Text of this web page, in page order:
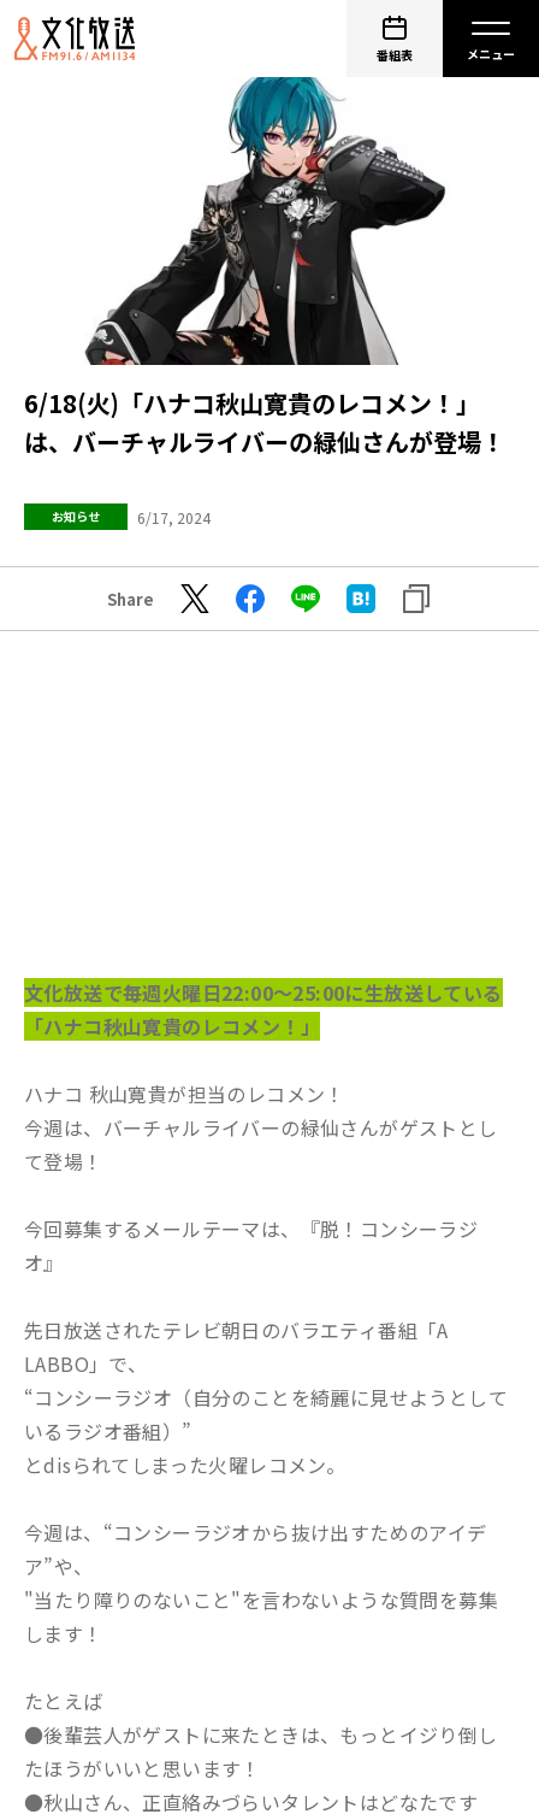
番組表
6/18(火)「ハナコ秋山寛貴のレコメン！」
は、バーチャルライバーの緑仙さんが登場！
お知らせ 6/17, 2024
Share
文化放送で毎週火曜日22:00～25:00に生放送している
「ハナコ秋山寛貴のレコメン！」
ハナコ 秋山寛貴が担当のレコメン！
今週は、バーチャルライバーの緑仙さんがゲストとし
て登場！
今回募集するメールテーマは、『脱！コンシーラジ
オ』
先日放送されたテレビ朝日のバラエティ番組「A
LABBO」で、
“コンシーラジオ（自分のことを綺麗に見せようとして
いるラジオ番組）”
とdisられてしまった火曜レコメン。
今週は、“コンシーラジオから抜け出すためのアイデ
ア”や、
"当たり障りのないこと"を言わないような質問を募集
します！
たとえば
●後輩芸人がゲストに来たときは、もっとイジり倒し
たほうがいいと思います！
●秋山さん、正直絡みづらいタレントはどなたです